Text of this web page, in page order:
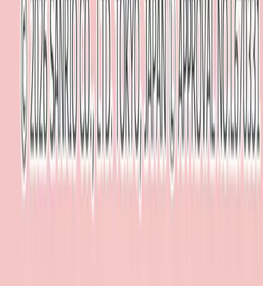
運営会社: 株式会社ティスコ
店舗を探す
Benex川越店
Benex浦和店
Benex平塚店